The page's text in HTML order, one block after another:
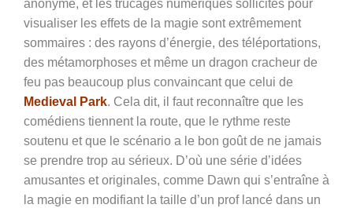
anonyme, et les trucages numériques sollicités pour
visualiser les effets de la magie sont extrêmement
sommaires : des rayons d’énergie, des téléportations,
des métamorphoses et même un dragon cracheur de
feu pas beaucoup plus convaincant que celui de
Medieval Park. Cela dit, il faut reconnaître que les
comédiens tiennent la route, que le rythme reste
soutenu et que le scénario a le bon goût de ne jamais
se prendre trop au sérieux. D’où une série d’idées
amusantes et originales, comme Dawn qui s’entraîne à
la magie en modifiant la taille d’un prof lancé dans un